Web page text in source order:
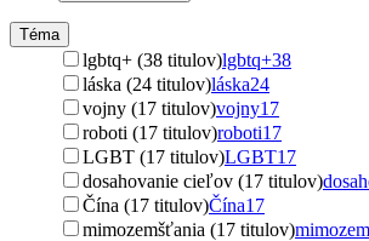
Téma
lgbtq+ (38 titulov)lgbtq+38
láska (24 titulov)láska24
vojny (17 titulov)vojny17
roboti (17 titulov)roboti17
LGBT (17 titulov)LGBT17
dosahovanie cieľov (17 titulov)
Čína (17 titulov)Čína17
mimozemšťania (17 titulov)